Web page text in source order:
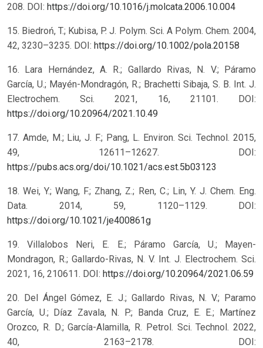
208. DOI: https://doi.org/10.1016/j.molcata.2006.10.004
15. Biedroń, T.; Kubisa, P. J. Polym. Sci. A Polym. Chem. 2004,
42, 3230–3235. DOI: https://doi.org/10.1002/pola.20158
16. Lara Hernández, A. R.; Gallardo Rivas, N. V.; Páramo
García, U.; Mayén-Mondragón, R.; Brachetti Sibaja, S. B. Int. J.
Electrochem. Sci. 2021, 16, 21101. DOI:
https://doi.org/10.20964/2021.10.49
17. Amde, M.; Liu, J. F.; Pang, L. Environ. Sci. Technol. 2015,
49, 12611–12627. DOI:
https://pubs.acs.org/doi/10.1021/acs.est.5b03123
18. Wei, Y.; Wang, F.; Zhang, Z.; Ren, C.; Lin, Y. J. Chem. Eng.
Data. 2014, 59, 1120–1129. DOI:
https://doi.org/10.1021/je400861g
19. Villalobos Neri, E. E.; Páramo García, U.; Mayen-
Mondragon, R.; Gallardo-Rivas, N. V. Int. J. Electrochem. Sci.
2021, 16, 210611. DOI: https://doi.org/10.20964/2021.06.59
20. Del Ángel Gómez, E. J.; Gallardo Rivas, N. V.; Paramo
García, U.; Díaz Zavala, N. P.; Banda Cruz, E. E.; Martínez
Orozco, R. D.; García-Alamilla, R. Petrol. Sci. Technol. 2022,
40, 2163–2178. DOI: